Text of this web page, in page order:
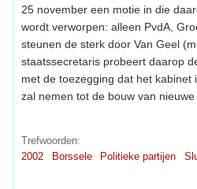
25 november een motie in die
wordt verworpen: alleen PvdA,
steunen de sterk door Van Geel
staatssecretaris probeert daarop
met de toezegging dat het kabinet
zal nemen tot de bouw van nieuwe
Trefwoorden:
2002
Borssele Politieke partijen